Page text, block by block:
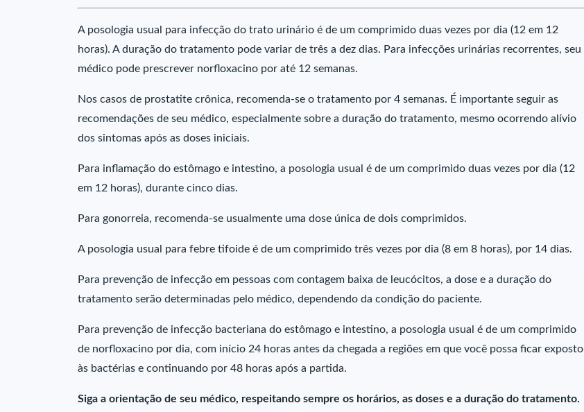
A posologia usual para infecção do trato urinário é de um comprimido duas vezes por dia (12 em 12
horas). A duração do tratamento pode variar de três a dez dias. Para infecções urinárias recorrentes, seu
médico pode prescrever norfloxacino por até 12 semanas.
Nos casos de prostatite crônica, recomenda-se o tratamento por 4 semanas. É importante seguir as
recomendações de seu médico, especialmente sobre a duração do tratamento, mesmo ocorrendo alívio
dos sintomas após as doses iniciais.
Para inflamação do estômago e intestino, a posologia usual é de um comprimido duas vezes por dia (12
em 12 horas), durante cinco dias.
Para gonorreia, recomenda-se usualmente uma dose única de dois comprimidos.
A posologia usual para febre tifoide é de um comprimido três vezes por dia (8 em 8 horas), por 14 dias.
Para prevenção de infecção em pessoas com contagem baixa de leucócitos, a dose e a duração do
tratamento serão determinadas pelo médico, dependendo da condição do paciente.
Para prevenção de infecção bacteriana do estômago e intestino, a posologia usual é de um comprimido
de norfloxacino por dia, com início 24 horas antes da chegada a regiões em que você possa ficar exposto
às bactérias e continuando por 48 horas após a partida.
Siga a orientação de seu médico, respeitando sempre os horários, as doses e a duração do tratamento.